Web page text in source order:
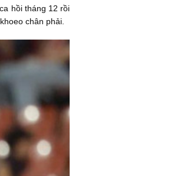
hồi tháng 12 rồi
chân phải.